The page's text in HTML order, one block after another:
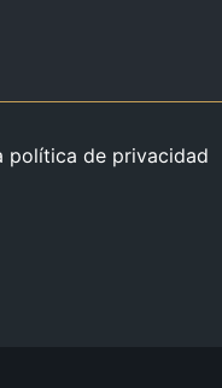
política de privacidad